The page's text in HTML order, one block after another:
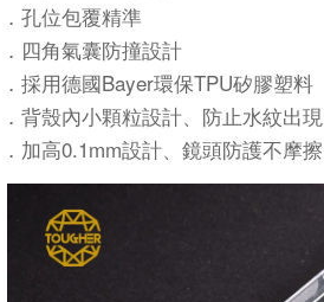
．孔位包覆精準
．四角氣囊防撞設計
．採用德國Bayer環保TPU矽膠塑料
．背殼內小顆粒設計、防止水紋出現
．加高0.1mm設計、鏡頭防護不摩擦